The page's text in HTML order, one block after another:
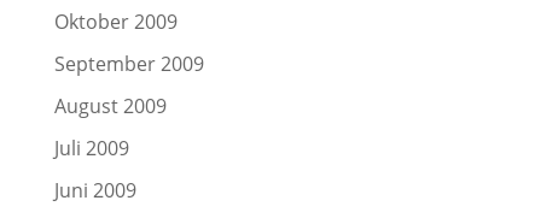
Oktober 2009
September 2009
August 2009
Juli 2009
Juni 2009